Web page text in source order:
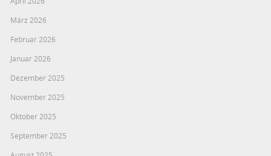
März 2026
Februar 2026
Januar 2026
Dezember 2025
November 2025
Oktober 2025
September 2025